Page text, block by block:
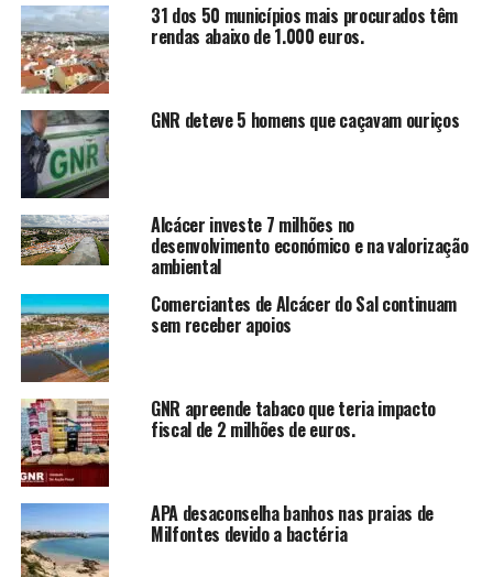
31 dos 50 municípios mais procurados têm
rendas abaixo de 1.000 euros.
GNR deteve 5 homens que caçavam ouriços
Alcácer investe 7 milhões no
desenvolvimento económico e na valorização
ambiental
Comerciantes de Alcácer do Sal continuam
sem receber apoios
GNR apreende tabaco que teria impacto
fiscal de 2 milhões de euros.
APA desaconselha banhos nas praias de
Milfontes devido a bactéria